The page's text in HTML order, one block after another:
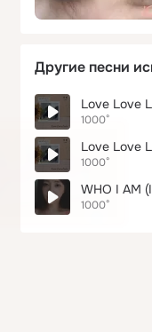
Другие песни
Love Love
1000°
Love Love
1000°
WHO I AM
1000°